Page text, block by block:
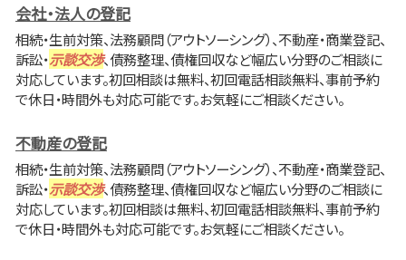
会社・法人の登記
相続・生前対策、法務顧問（アウトソーシング）、不動産・商業登記、
訴訟・示談交渉、債務整理、債権回収など幅広い分野のご相談に
対応しています。初回相談は無料、初回電話相談無料、事前予約
で休日・時間外も対応可能です。お気軽にご相談ください。
不動産の登記
相続・生前対策、法務顧問（アウトソーシング）、不動産・商業登記、
訴訟・示談交渉、債務整理、債権回収など幅広い分野のご相談に
対応しています。初回相談は無料、初回電話相談無料、事前予約
で休日・時間外も対応可能です。お気軽にご相談ください。